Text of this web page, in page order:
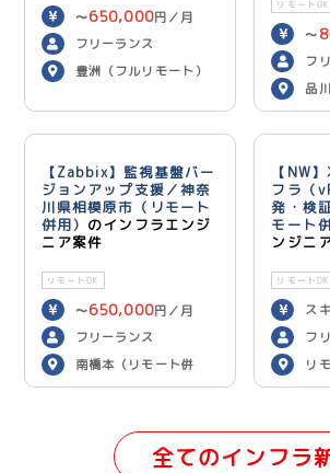
〜650,000円／月
フリーランス
豊洲（フルリモート）
リモートOK
〜
フ
品
ン
【Zabbix】監視基盤バー
ジョンアップ支援／神奈
川県相模原市（リモート
併用） のインフラエンジ
ニア案件
リモートOK
〜650,000円／月
フリーランス
南橋本（リモート併
用）
【NW
フラ（
発・検
モート
ンジニ
リモートOK
ス
フ
リ
全てのインフラ